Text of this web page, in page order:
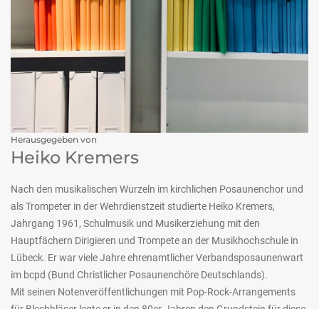
Herausgegeben von
Heiko Kremers
Nach den musikalischen Wurzeln im kirchlichen Posaunenchor und
als Trompeter in der Wehrdienstzeit studierte Heiko Kremers,
Jahrgang 1961, Schulmusik und Musikerziehung mit den
Hauptfächern Dirigieren und Trompete an der Musikhochschule in
Lübeck. Er war viele Jahre ehrenamtlicher Verbandsposaunenwart
im bcpd (Bund Christlicher Posaunenchöre Deutschlands).
Mit seinen Notenveröffentlichungen mit Pop-Rock-Arrangements